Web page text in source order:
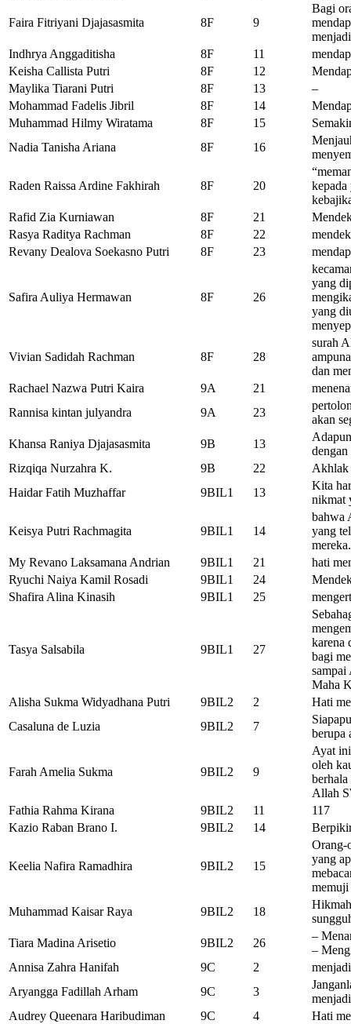
Faira Fitriyani Djajasasmita 8F 9
Bagi
Indhrya Anggaditisha
8F 11
Keisha Callista Putri
8F 12
Maylika Tiarani Putri
8F 13
–
Mohammad Fadelis Jibril
8F 14
Muhammad Hilmy Wiratama
8F 15
Nadia Tanisha Ariana
8F 16
Raden Raissa Ardine Fakhirah 8F 20
kepada
Rafid Zia Kurniawan
8F 21
Rasya Raditya Rachman
8F 22
Revany Dealova Soekasno Putri
8F 23
Safira Auliya Hermawan 8F 26
yang
yang
Vivian Sadidah Rachman 8F 28
surah
dan
Rachael Nazwa Putri Kaira
9A 21
Rannisa kintan julyandra
9A 23
akan
Khansa Raniya Djajasasmita
9B 13
Rizqiqa Nurzahra K.
9B 22
Akhlak
Haidar Fatih Muzhaffar
9BIL1 13
Kita
nikmat
Keisya Putri Rachmagita 9BIL1 14
bahwa
yang
mereka.
My Revano Laksamana Andrian
9BIL1 21
hati
Ryuchi Naiya Kamil Rosadi
9BIL1 24
Shafira Alina Kinasih
9BIL1 25
Tasya Salsabila 9BIL1 27
karena
bagi
sampai
Maha
Alisha Sukma Widyadhana Putri
9BIL2 2
Hati
Casaluna de Luzia
9BIL2 7
berupa
Farah Amelia Sukma 9BIL2 9
Ayat
oleh
Allah
Fathia Rahma Kirana
9BIL2 11
117
Kazio Raban Brano I.
9BIL2 14
Keelia Nafira Ramadhira 9BIL2 15
Orang-
yang
memuji
Muhammad Kaisar Raya
9BIL2 18
Tiara Madina Arisetio
9BIL2 26
–
–
Annisa Zahra Hanifah
9C 2
Aryangga Fadillah Arham
9C 3
Audrey Queenara Haribudiman
9C 4 Hati